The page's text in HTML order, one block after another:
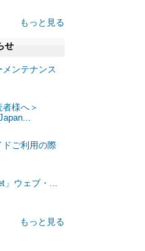
もっと見る
せ
ンテナンス
者様へ＞
ドご利用の際
」ウェブ・...
もっと見る